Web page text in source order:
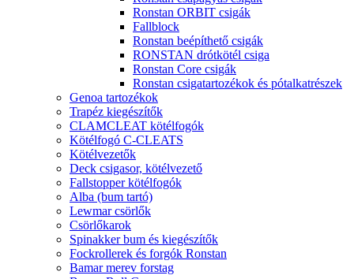
Ronstan ORBIT csigák
Fallblock
Ronstan beépíthető csigák
RONSTAN drótkötél csiga
Ronstan Core csigák
Ronstan csigatartozékok és pótalkatrészek
Genoa tartozékok
Trapéz kiegészítők
CLAMCLEAT kötélfogók
Kötélfogó C-CLEATS
Kötélvezetők
Deck csigasor, kötélvezető
Fallstopper kötélfogók
Alba (bum tartó)
Lewmar csörlők
Csörlőkarok
Spinakker bum és kiegészítők
Fockrollerek és forgók Ronstan
Bamar merev forstag